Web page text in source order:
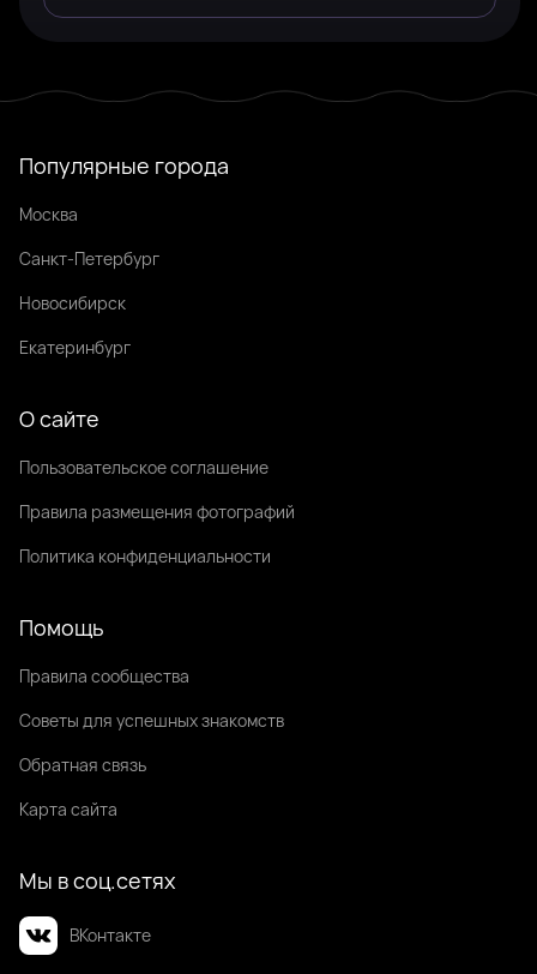
Популярные города
Москва
Санкт-Петербург
Новосибирск
Екатеринбург
О сайте
Пользовательское соглашение
Правила размещения фотографий
Политика конфиденциальности
Помощь
Правила сообщества
Советы для успешных знакомств
Обратная связь
Карта сайта
Мы в соц.сетях
ВКонтакте